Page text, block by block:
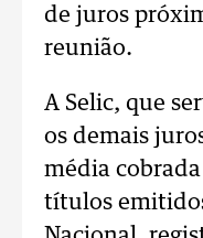
de juros
reunião.
A Selic, que
os demais
média
títulos